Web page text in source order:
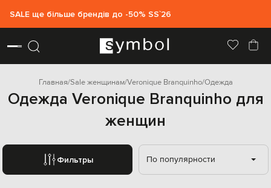
SALE ще більше брендів до -50% SS`26
Главная Sale женщинам Veronique Branquinho Одежда
Одежда Veronique Branquinho для
женщин
Фильтры По популярности